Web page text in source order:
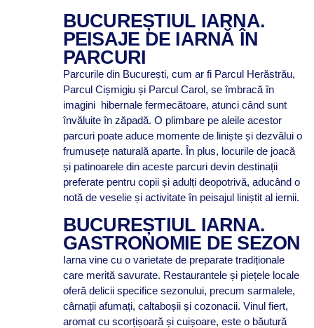
BUCUREȘTIUL IARNA.
PEISAJE DE IARNĂ ÎN
PARCURI
Parcurile din București, cum ar fi Parcul Herăstrău,
Parcul Cișmigiu și Parcul Carol, se îmbracă în
imagini hibernale fermecătoare, atunci când sunt
învăluite în zăpadă. O plimbare pe aleile acestor
parcuri poate aduce momente de liniște și dezvălui o
frumusețe naturală aparte. În plus, locurile de joacă
și patinoarele din aceste parcuri devin destinații
preferate pentru copii și adulți deopotrivă, aducând o
notă de veselie și activitate în peisajul liniștit al iernii.
BUCUREȘTIUL IARNA.
GASTRONOMIE DE SEZON
Iarna vine cu o varietate de preparate tradiționale
care merită savurate. Restaurantele și piețele locale
oferă delicii specifice sezonului, precum sarmalele,
cârnații afumați, caltaboșii și cozonacii. Vinul fiert,
aromat cu scorțișoară și cuișoare, este o băutură